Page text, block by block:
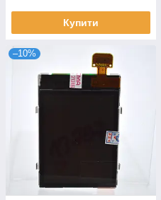
Купити
–10%